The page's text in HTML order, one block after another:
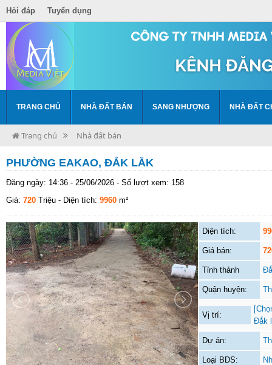
Hỏi đáp Tuyển dụng
TRANG CHỦ NHÀ ĐẤT BÁN SANG NHƯỢNG NHÀ ĐẤT
Trang chủ Nhà đất bán
PHƯỜNG EAKAO, ĐẮK LẮK
Đăng ngày: 14:36 - 25/06/2026 - Số lượt xem: 158
Giá: 720 Triệu - Diện tích: 9960 m²
Diện tích:
Giá bán:
Tỉnh thành
Quận huyện:
Vị trí:
Đắk
Dự án:
Loại BDS: